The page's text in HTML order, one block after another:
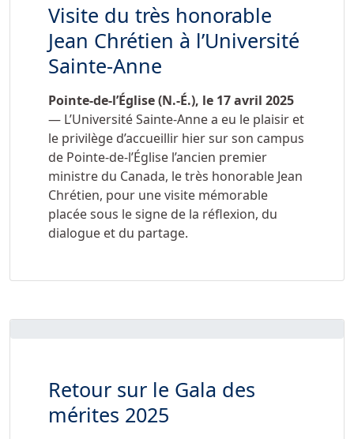
Visite du très honorable
Jean Chrétien à l’Université
Sainte-Anne
Pointe-de-l’Église (N.-É.), le 17 avril 2025
— L’Université Sainte-Anne a eu le plaisir et
le privilège d’accueillir hier sur son campus
de Pointe-de-l’Église l’ancien premier
ministre du Canada, le très honorable Jean
Chrétien, pour une visite mémorable
placée sous le signe de la réflexion, du
dialogue et du partage.
Retour sur le Gala des
mérites 2025